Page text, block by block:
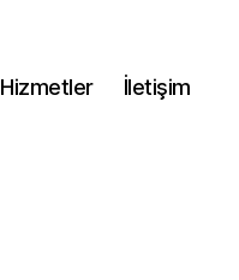
Hizmetler İletişim